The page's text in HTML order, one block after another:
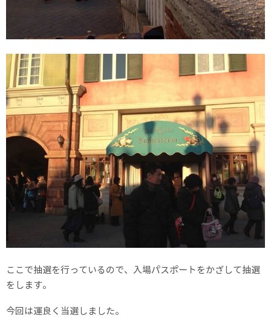
ここで抽選を行っているので、入場パスポートをかざして抽選
をします。
今回は運良く当選しました。